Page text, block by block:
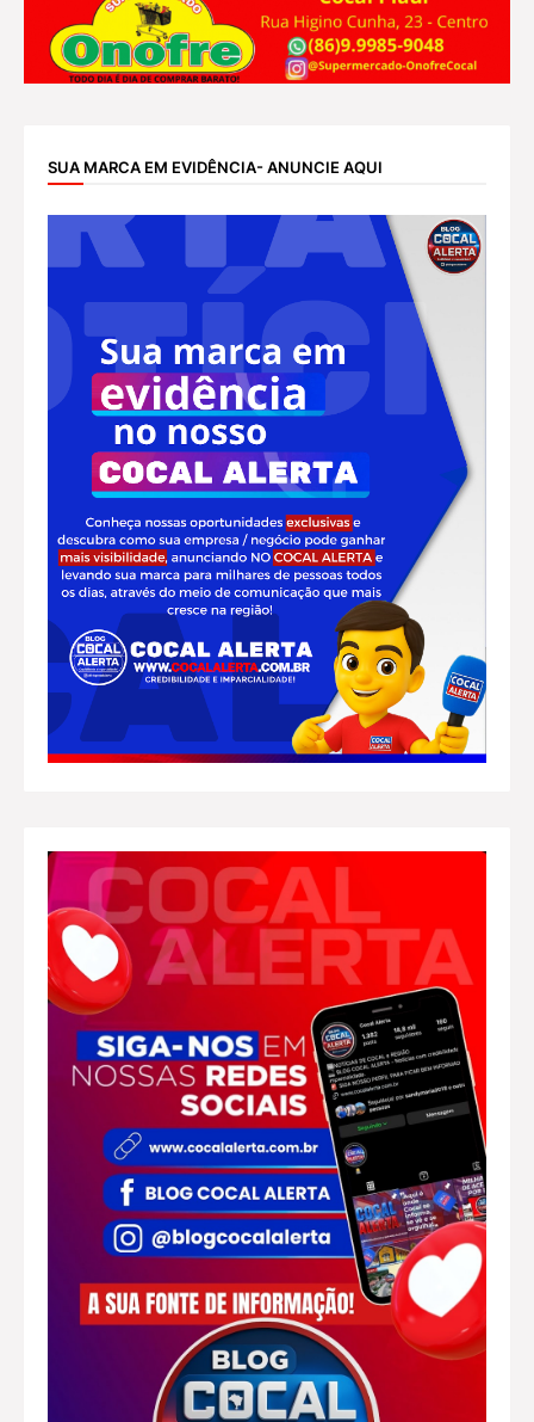
SUA MARCA EM EVIDÊNCIA- ANUNCIE AQUI